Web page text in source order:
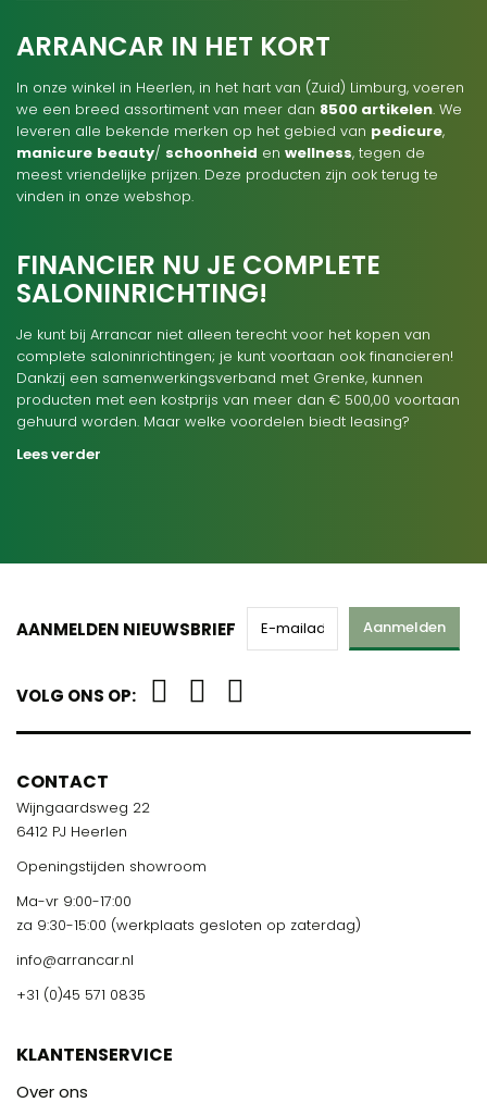
ARRANCAR IN HET KORT
In onze winkel in Heerlen, in het hart van (Zuid) Limburg, voeren
we een breed assortiment van meer dan 8500 artikelen. We
leveren alle bekende merken op het gebied van pedicure,
manicure beauty/ schoonheid en wellness, tegen de
meest vriendelijke prijzen. Deze producten zijn ook terug te
vinden in onze webshop.
FINANCIER NU JE COMPLETE
SALONINRICHTING!
Je kunt bij Arrancar niet alleen terecht voor het kopen van
complete saloninrichtingen; je kunt voortaan ook financieren!
Dankzij een samenwerkingsverband met Grenke, kunnen
producten met een kostprijs van meer dan € 500,00 voortaan
gehuurd worden. Maar welke voordelen biedt leasing?
Lees verder
AANMELDEN NIEUWSBRIEF Aanmelden
VOLG ONS OP:
CONTACT
Wijngaardsweg 22
6412 PJ Heerlen
Openingstijden showroom
Ma-vr 9:00-17:00
za 9:30-15:00 (werkplaats gesloten op zaterdag)
info@arrancar.nl
+31 (0)45 571 0835
KLANTENSERVICE
Over ons